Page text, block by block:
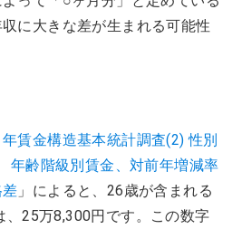
に大きな差が生まれる可能性
賃金構造基本統計調査(2) 性別
年齢階級別賃金、対前年増減率
」によると、26歳が含まれる
、25万8,300円です。この数字